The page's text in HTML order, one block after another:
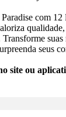
com 12
suas
seus
site ou